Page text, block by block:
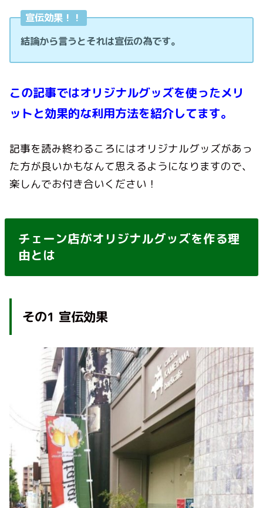
宣伝効果！！
結論から言うとそれは宣伝の為です。
この記事ではオリジナルグッズを使ったメリ
ットと効果的な利用方法を紹介してます。
記事を読み終わるころにはオリジナルグッズがあっ
た方が良いかもなんて思えるようになりますので、
楽しんでお付き合いください！
チェーン店がオリジナルグッズを作る理
由とは
その1 宣伝効果